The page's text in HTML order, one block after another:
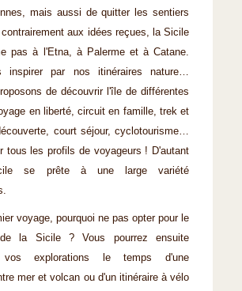
mais aussi de quitter les sentiers
aux idées reçues, la Sicile
pas à l'Etna, à Palerme et à Catane.
inspirer par nos itinéraires nature…
de découvrir l'île de différentes
en liberté, circuit en famille, trek et
court séjour, cyclotourisme…
tous les profils de voyageurs ! D'autant
se prête à une large variété
voyage, pourquoi ne pas opter pour le
la Sicile ? Vous pourrez ensuite
vos explorations le temps d'une
mer et volcan ou d'un itinéraire à vélo